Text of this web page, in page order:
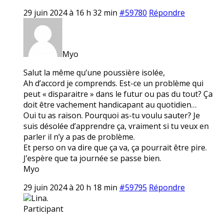
29 juin 2024 à 16 h 32 min #59780 Répondre
Myo
Salut la même qu’une poussière isolée,
Ah d’accord je comprends. Est-ce un problème qui
peut « disparaitre » dans le futur ou pas du tout? Ça
doit être vachement handicapant au quotidien…
Oui tu as raison. Pourquoi as-tu voulu sauter? Je
suis désolée d’apprendre ça, vraiment si tu veux en
parler il n’y a pas de problème.
Et perso on va dire que ça va, ça pourrait être pire.
J’espère que ta journée se passe bien.
Myo
29 juin 2024 à 20 h 18 min #59795 Répondre
Lina.
Participant